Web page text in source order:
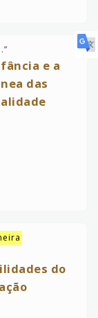
”
e a
das
do